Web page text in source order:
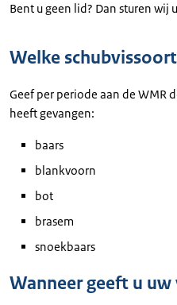
Bent u geen lid? Dan sturen wij
Welke
Geef per periode aan de WMR
heeft gevangen:
baars
blankvoorn
bot
brasem
snoekbaars
Wanneer geeft u